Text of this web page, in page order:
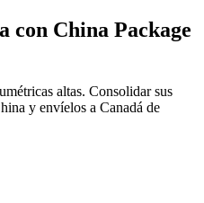
con China Package
altas. Consolidar sus
y envíelos a Canadá de